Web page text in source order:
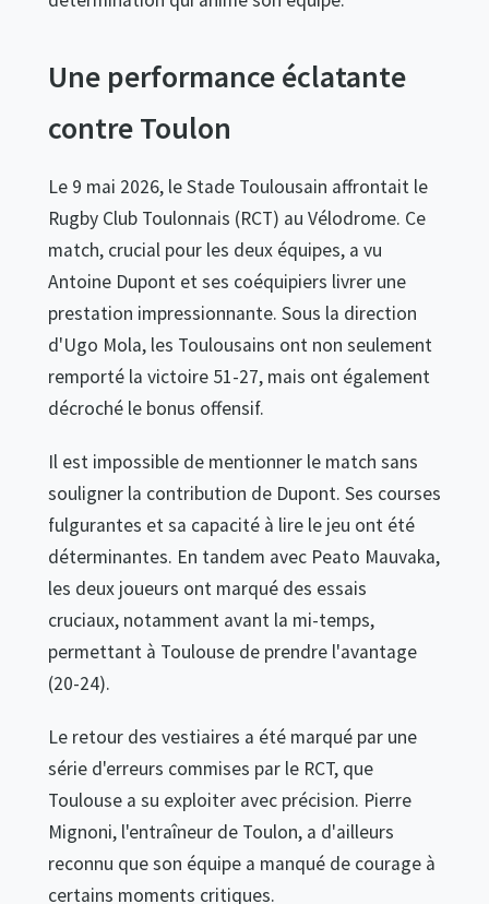
Une performance éclatante
contre Toulon
Le 9 mai 2026, le Stade Toulousain affrontait le
Rugby Club Toulonnais (RCT) au Vélodrome. Ce
match, crucial pour les deux équipes, a vu
Antoine Dupont et ses coéquipiers livrer une
prestation impressionnante. Sous la direction
d'Ugo Mola, les Toulousains ont non seulement
remporté la victoire 51-27, mais ont également
décroché le bonus offensif.
Il est impossible de mentionner le match sans
souligner la contribution de Dupont. Ses courses
fulgurantes et sa capacité à lire le jeu ont été
déterminantes. En tandem avec Peato Mauvaka,
les deux joueurs ont marqué des essais
cruciaux, notamment avant la mi-temps,
permettant à Toulouse de prendre l'avantage
(20-24).
Le retour des vestiaires a été marqué par une
série d'erreurs commises par le RCT, que
Toulouse a su exploiter avec précision. Pierre
Mignoni, l'entraîneur de Toulon, a d'ailleurs
reconnu que son équipe a manqué de courage à
certains moments critiques.